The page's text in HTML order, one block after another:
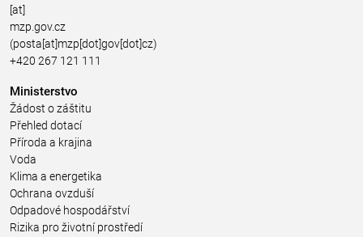
[at]
mzp.gov.cz
(posta[at]mzp[dot]gov[dot]cz)
+420 267 121 111
Ministerstvo
Žádost o záštitu
Přehled dotací
Příroda a krajina
Voda
Klima a energetika
Ochrana ovzduší
Odpadové hospodářství
Rizika pro životní prostředí